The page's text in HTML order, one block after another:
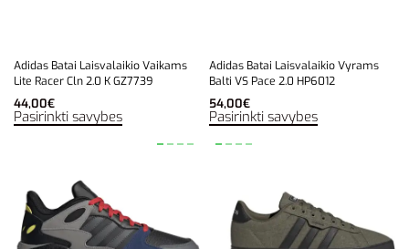
Adidas Batai Laisvalaikio Vaikams
Lite Racer Cln 2.0 K GZ7739
44,00€
Pasirinkti savybes
Adidas Batai Laisvalaikio Vyrams
Balti VS Pace 2.0 HP6012
54,00€
Pasirinkti savybes